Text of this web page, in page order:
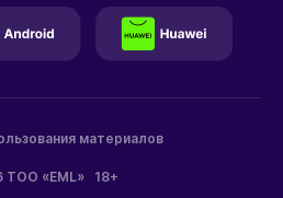
ТОО «EML» 18+
материалов